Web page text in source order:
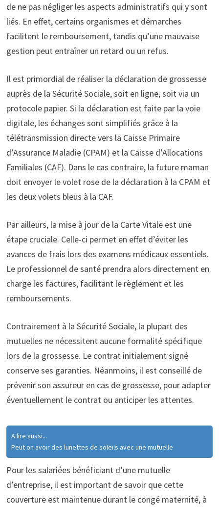
de ne pas négliger les aspects administratifs qui y sont
liés. En effet, certains organismes et démarches
facilitent le remboursement, tandis qu’une mauvaise
gestion peut entraîner un retard ou un refus.
Il est primordial de réaliser la déclaration de grossesse
auprès de la Sécurité Sociale, soit en ligne, soit via un
protocole papier. Si la déclaration est faite par la voie
digitale, les échanges sont simplifiés grâce à la
télétransmission directe vers la Caisse Primaire
d’Assurance Maladie (CPAM) et la Caisse d’Allocations
Familiales (CAF). Dans le cas contraire, la future maman
doit envoyer le volet rose de la déclaration à la CPAM et
les deux volets bleus à la CAF.
Par ailleurs, la mise à jour de la Carte Vitale est une
étape cruciale. Celle-ci permet en effet d’éviter les
avances de frais lors des examens médicaux essentiels.
Le professionnel de santé prendra alors directement en
charge les factures, facilitant le règlement et les
remboursements.
Contrairement à la Sécurité Sociale, la plupart des
mutuelles ne nécessitent aucune formalité spécifique
lors de la grossesse. Le contrat initialement signé
conserve ses garanties. Néanmoins, il est conseillé de
prévenir son assureur en cas de grossesse, pour adapter
éventuellement le contrat ou anticiper les attentes.
A lire aussi...
Peut on avoir des lunettes de soleils avec une mutuelle
Pour les salariées bénéficiant d’une mutuelle
d’entreprise, il est important de savoir que cette
couverture est maintenue durant le congé maternité, à